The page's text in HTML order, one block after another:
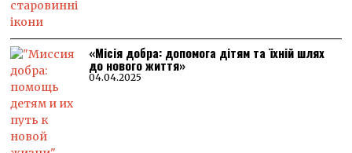
«Місія добра: допомога дітям та їхній шлях
до нового життя»
04.04.2025